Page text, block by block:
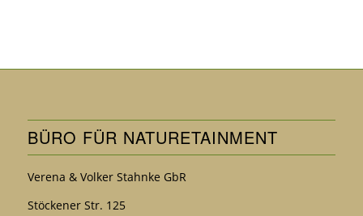
BÜRO FÜR NATURETAINMENT
Verena & Volker Stahnke GbR
Stöckener Str. 125